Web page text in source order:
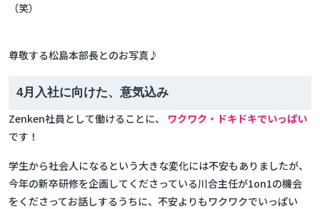
（笑）
尊敬する松島本部長とのお写真♪
4月入社に向けた、意気込み
Zenken社員として働けることに、
ワクワク・ドキドキでいっぱい
です！
学生から社会人になるという大きな変化には不安もありましたが、
今年の新卒研修を企画してくださっている川合主任が1on1の機会
をくださってお話しするうちに、不安よりもワクワクでいっぱい